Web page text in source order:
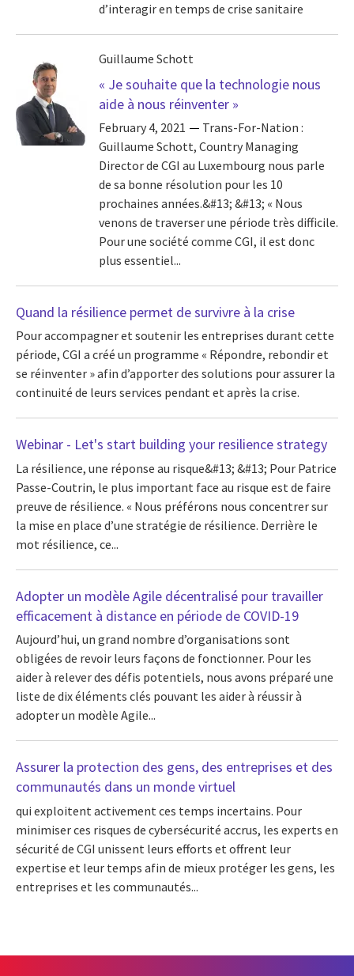
d’interagir en temps de crise sanitaire
Guillaume Schott
« Je souhaite que la technologie nous
aide à nous réinventer »
February 4, 2021
Trans-For-Nation :
Guillaume Schott, Country Managing
Director de CGI au Luxembourg nous parle
de sa bonne résolution pour les 10
prochaines années.&#13; &#13; « Nous
venons de traverser une période très difficile.
Pour une société comme CGI, il est donc
plus essentiel...
Quand la résilience permet de survivre à la crise
Pour accompagner et soutenir les entreprises durant cette
période, CGI a créé un programme « Répondre, rebondir et
se réinventer » afin d’apporter des solutions pour assurer la
continuité de leurs services pendant et après la crise.
Webinar - Let's start building your resilience strategy
La résilience, une réponse au risque&#13; &#13; Pour Patrice
Passe-Coutrin, le plus important face au risque est de faire
preuve de résilience. « Nous préférons nous concentrer sur
la mise en place d’une stratégie de résilience. Derrière le
mot résilience, ce...
Adopter un modèle Agile décentralisé pour travailler
efficacement à distance en période de COVID-19
Aujourd’hui, un grand nombre d’organisations sont
obligées de revoir leurs façons de fonctionner. Pour les
aider à relever des défis potentiels, nous avons préparé une
liste de dix éléments clés pouvant les aider à réussir à
adopter un modèle Agile...
Assurer la protection des gens, des entreprises et des
communautés dans un monde virtuel
qui exploitent activement ces temps incertains. Pour
minimiser ces risques de cybersécurité accrus, les experts en
sécurité de CGI unissent leurs efforts et offrent leur
expertise et leur temps afin de mieux protéger les gens, les
entreprises et les communautés...